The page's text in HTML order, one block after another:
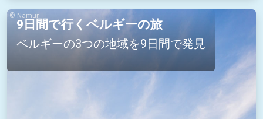
9日間で行くベルギーの旅
ベルギーの3つの地域を9日間で発見
© Namur